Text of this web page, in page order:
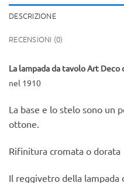
DESCRIZIONE
RECENSIONI (0)
La lampada da tavolo Art
nel 1910
La base e lo stelo sono un
ottone.
Rifinitura cromata o dorata
Il reggivetro della lampada